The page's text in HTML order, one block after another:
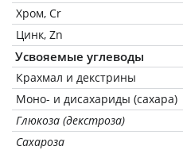
Хром, Cr
Цинк, Zn
Усвояемые углеводы
Крахмал и декстрины
Моно- и дисахариды (сахара)
Глюкоза (декстроза)
Сахароза